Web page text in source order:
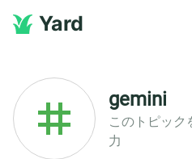
Yard
gemini
このトピック
力